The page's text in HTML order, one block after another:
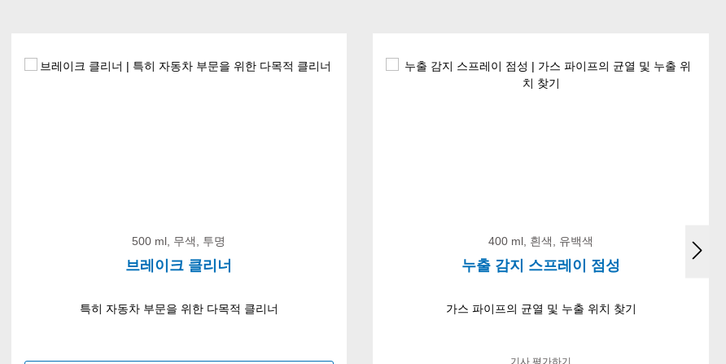
500 ml, 무색, 투명
브레이크 클리너
특히 자동차 부문을 위한 다목적 클리너
400 ml, 흰색, 유백색
누출 감지 스프레이 점성
가스 파이프의 균열 및 누출 위치 찾기
기사 평가하기